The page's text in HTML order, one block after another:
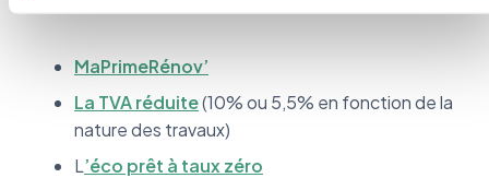
MaPrimeRénov’
La TVA réduite(10% ou 5,5% en fonction de la
nature des travaux)
L’éco prêt à taux zéro